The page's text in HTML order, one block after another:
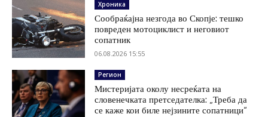
Хроника
Сообраќајна незгода во Скопје: тешко
повреден мотоциклист и неговиот
сопатник
06.08.2026 15:55
Регион
Мистеријата околу несреќата на
словенечката претседателка: „Треба да
се каже кои биле нејзините сопатници“